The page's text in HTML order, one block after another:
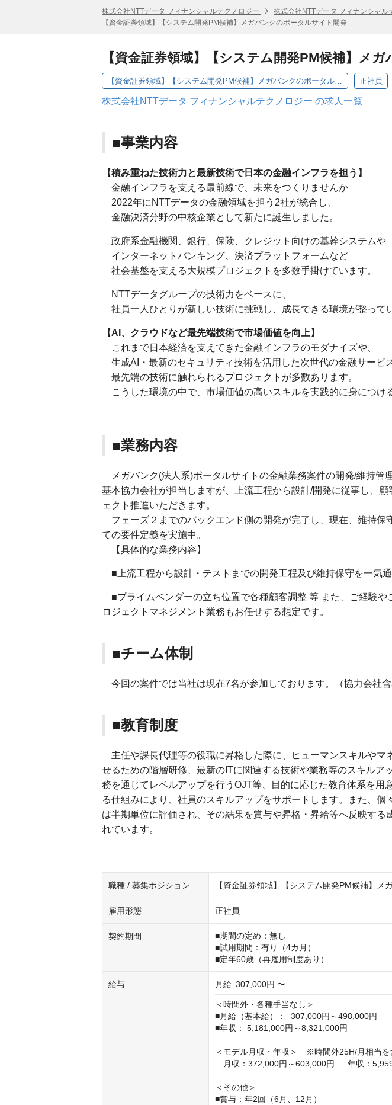
株式会社NTTデータ フィナンシャルテクノロジー 株式会社NTTデータ フィナンシャル
【資金証券領域】【システム開発PM候補】メガバンクのポータルサイト開発
【資金証券領域】【システム開発PM候補】メ
【資金証券領域】【システム開発PM候補】メガバンクのポータルサイト開発 正社員
株式会社NTTデータ フィナンシャルテクノロジー の求人一覧
■事業内容
【積み重ねた技術力と最新技術で日本の金融インフラを担う】
金融インフラを支える最前線で、未来をつくりませんか
2022年にNTTデータの金融領域を担う2社が統合し、
金融決済分野の中核企業として新たに誕生しました。
政府系金融機関、銀行、保険、クレジット向けの基幹システムや
インターネットバンキング、決済プラットフォームなど
社会基盤を支える大規模プロジェクトを多数手掛けています。
NTTデータグループの技術力をベースに、
社員一人ひとりが新しい技術に挑戦し、成長できる環境が整って
【AI、クラウドなど最先端技術で市場価値を向上】
これまで日本経済を支えてきた金融インフラのモダナイズや、
生成AI・最新のセキュリティ技術を活用した次世代の金融サービ
最先端の技術に触れられるプロジェクトが多数あります。
こうした環境の中で、市場価値の高いスキルを実践的に身につけ
■業務内容
メガバンク(法人系)ポータルサイトの金融業務案件の開発/維持管
基本協力会社が担当しますが、上流工程から設計/開発に従事し、
ェクト推進いただきます。
フェーズ２までのバックエンド側の開発が完了し、現在、維持保
ての要件定義を実施中。
【具体的な業務内容】
■上流工程から設計・テストまでの開発工程及び維持保守を一気
■プライムベンダーの立ち位置で各種顧客調整 等 また、ご経験や
ロジェクトマネジメント業務もお任せする想定です。
■チーム体制
今回の案件では当社は現在7名が参加しております。（協力会社含
■教育制度
主任や課長代理等の役職に昇格した際に、ヒューマンスキルやマ
せるための階層研修、最新のITに関連する技術や業務等のスキルア
務を通じてレベルアップを行うOJT等、目的に応じた教育体系を用
る仕組みにより、社員のスキルアップをサポートします。また、個
は半期単位に評価され、その結果を賞与や昇格・昇給等へ反映する
れています。
職種 / 募集ポジション 【資金証券領域】【システム開発PM候補】メ
雇用形態 正社員
契約期間
■期間の定め：無し
■試用期間：有り（4カ月）
■定年60歳（再雇用制度あり）
給与 月給 307,000円 〜
＜時間外・各種手当なし＞
■月給（基本給）：  307,000円～498,000円
■年収： 5,181,000円～8,321,000円
＜モデル月収・年収＞　※時間外25H/月相当
月収：372,000円～603,000円  　年収：
＜その他＞
■賞与：年2回（6月、12月）